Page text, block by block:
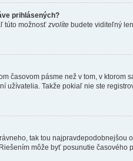
prihlásených?
túto možnosť zvolíte budete viditeľný
časovom pásme než v tom, v
Takže pokiaľ nie ste
tak tou
môže byť posunutie